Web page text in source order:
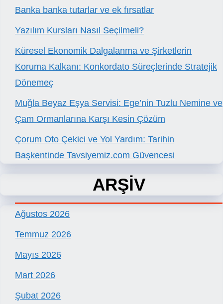
Banka banka tutarlar ve ek fırsatlar
Yazılım Kursları Nasıl Seçilmeli?
Küresel Ekonomik Dalgalanma ve Şirketlerin
Koruma Kalkanı: Konkordato Süreçlerinde Stratejik
Dönemeç
Muğla Beyaz Eşya Servisi: Ege’nin Tuzlu Nemine ve
Çam Ormanlarına Karşı Kesin Çözüm
Çorum Oto Çekici ve Yol Yardım: Tarihin
Başkentinde Tavsiyemiz.com Güvencesi
ARŞİV
Ağustos 2026
Temmuz 2026
Mayıs 2026
Mart 2026
Şubat 2026